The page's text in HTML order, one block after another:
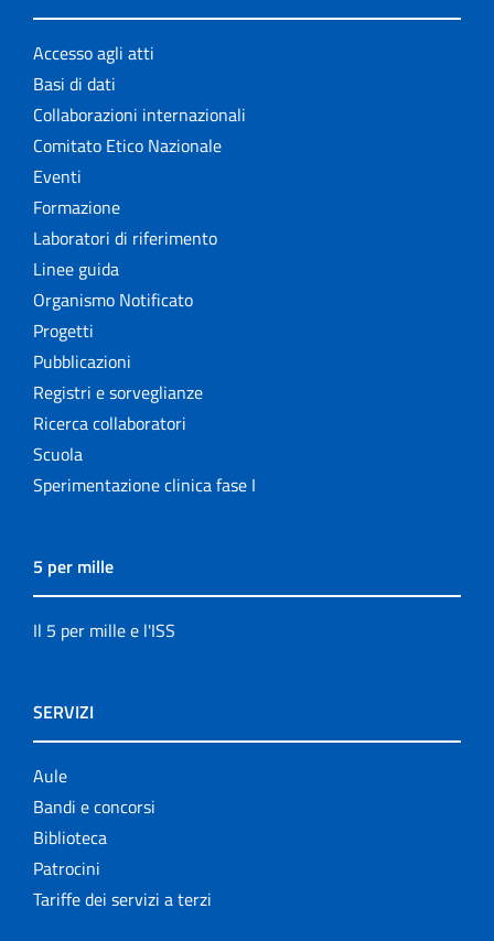
Accesso agli atti
Basi di dati
Collaborazioni internazionali
Comitato Etico Nazionale
Eventi
Formazione
Laboratori di riferimento
Linee guida
Organismo Notificato
Progetti
Pubblicazioni
Registri e sorveglianze
Ricerca collaboratori
Scuola
Sperimentazione clinica fase I
5 per mille
Il 5 per mille e l'ISS
SERVIZI
Aule
Bandi e concorsi
Biblioteca
Patrocini
Tariffe dei servizi a terzi